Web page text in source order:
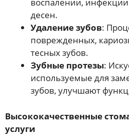
воспалении,
десен.
Удаление зубов:
поврежденных,
тесных зубов.
Зубные протезы:
используемые для
зубов, улучшают
Высококачественные
услуги